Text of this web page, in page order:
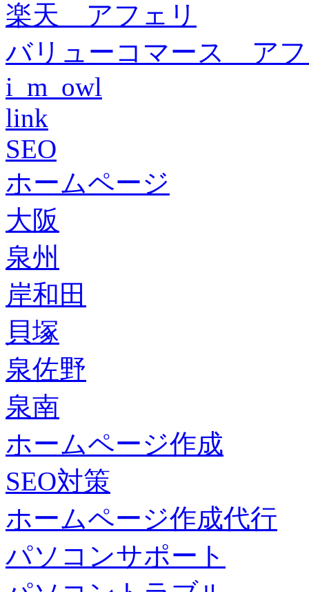
楽天 アフェリ
バリューコマース ア
i_m_owl
link
SEO
ホームページ
大阪
泉州
岸和田
貝塚
泉佐野
泉南
ホームページ作成
SEO対策
ホームページ作成代行
パソコンサポート